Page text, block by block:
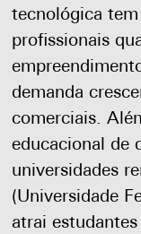
tecnológica
profissionais
demanda
comerciais.
educacional de
universidades
(Universidade
atrai